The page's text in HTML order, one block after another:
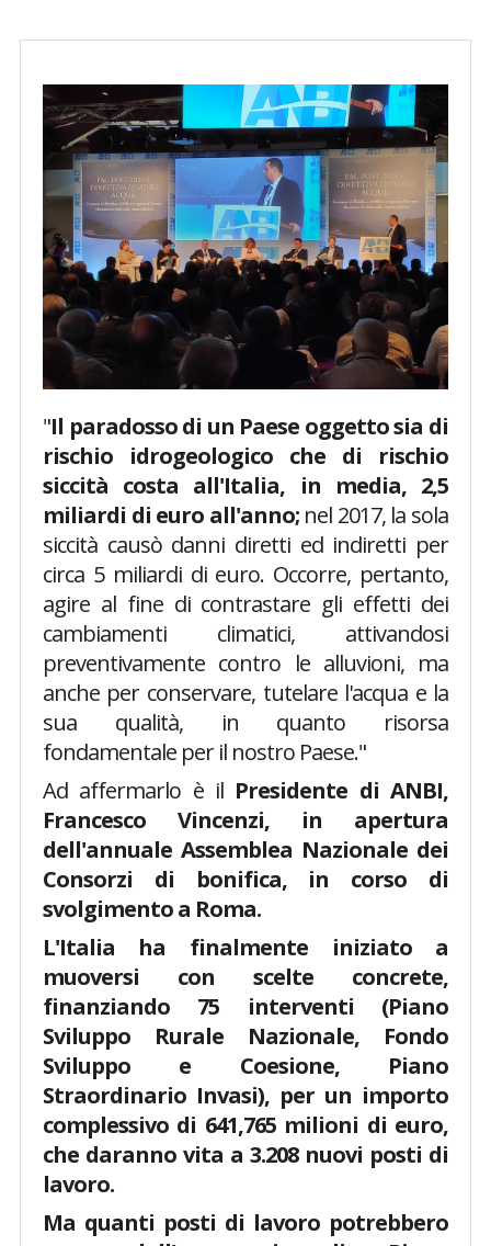
"Il paradosso di un Paese oggetto sia di
rischio idrogeologico che di rischio
siccità costa all'Italia, in media, 2,5
miliardi di euro all'anno; nel 2017, la sola
siccità causò danni diretti ed indiretti per
circa 5 miliardi di euro. Occorre, pertanto,
agire al fine di contrastare gli effetti dei
cambiamenti climatici, attivandosi
preventivamente contro le alluvioni, ma
anche per conservare, tutelare l'acqua e la
sua qualità, in quanto risorsa
fondamentale per il nostro Paese."
Ad affermarlo è il Presidente di ANBI,
Francesco Vincenzi, in apertura
dell'annuale Assemblea Nazionale dei
Consorzi di bonifica, in corso di
svolgimento a Roma.
L'Italia ha finalmente iniziato a
muoversi con scelte concrete,
finanziando 75 interventi (Piano
Sviluppo Rurale Nazionale, Fondo
Sviluppo e Coesione, Piano
Straordinario Invasi), per un importo
complessivo di 641,765 milioni di euro,
che daranno vita a 3.208 nuovi posti di
lavoro.
Ma quanti posti di lavoro potrebbero